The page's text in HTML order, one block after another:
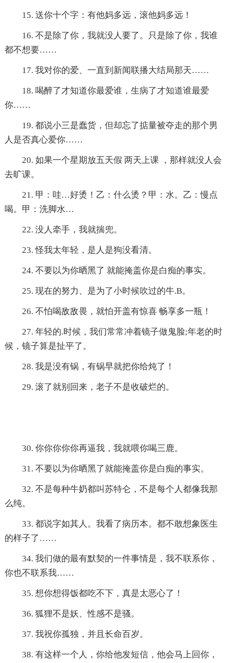
15. 送你十个字：有他妈多远，滚他妈多远！
16. 不是除了你，我就没人要了。只是除了你，我谁
都不想要……
17. 我对你的爱、一直到新闻联播大结局那天……
18. 喝醉了才知道你最爱谁，生病了才知道谁最爱
你……
19. 都说小三是蠢货，但却忘了掂量被夺走的那个男
人是否真心爱你……
20. 如果一个星期放五天假 两天上课 ，那样就没人会
去旷课。
21. 甲：哇…好烫！乙：什么烫？甲：水。乙：慢点
喝。甲：洗脚水…
22. 没人牵手，我就揣兜。
23. 怪我太年轻，是人是狗没看清。
24. 不要以为你晒黑了 就能掩盖你是白痴的事实。
25. 现在的努力、是为了小时候吹过的牛.B。
26. 不怕喝敌敌畏，就怕开盖有惊喜 畅享多一瓶！
27. 年轻的.时候，我们常常冲着镜子做鬼脸;年老的时
候，镜子算是扯平了。
28. 我是没有锅，有锅早就把你给炖了！
29. 滚了就别回来，老子不是收破烂的。
30. 你你你你你再逼我，我就喂你喝三鹿。
31. 不要以为你晒黑了就能掩盖你是白痴的事实。
32. 不是每种牛奶都叫苏特仑，不是每个人都像我那
么纯。
33. 都说字如其人。我看了病历本。都不敢想象医生
的样子了……
34. 我们做的最有默契的一件事情是，我不联系你，
你也不联系我……
35. 想你想得饭都吃不下，真是太恶心了！
36. 狐狸不是妖、性感不是骚。
37. 我祝你孤独，并且长命百岁。
38. 有这样一个人，你给他发短信，他会马上回你，